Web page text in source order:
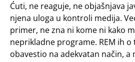
Ćuti, ne reaguje, ne objašnjava
njena uloga u kontroli medija.
primer, ne zna ni kome ni kako
neprikladne programe. REM ih
obavestio na adekvatan način, a